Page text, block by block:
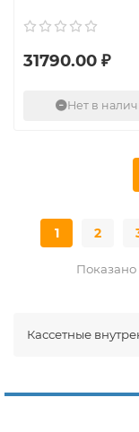
31790.00 ₽
Нет в
1 2
Показано
Кассетные